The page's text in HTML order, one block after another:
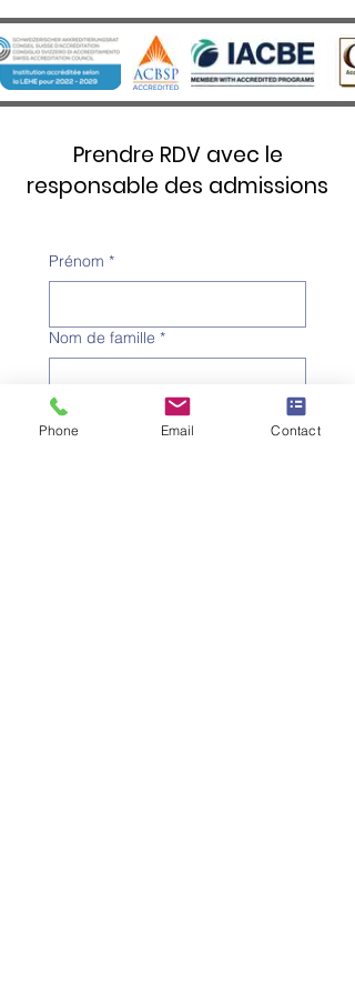
Château d’Aïre
Prendre RDV avec le
responsable des admissions
Prénom *
Nom de famille *
Numéro de téléphone
Phone Email Contact